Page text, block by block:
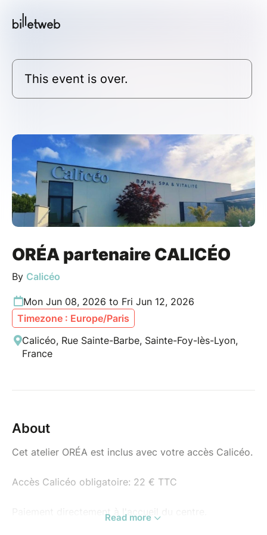
This event is over.
ORÉA partenaire CALICÉO
By Calicéo
Mon Jun 08, 2026 to Fri Jun 12, 2026
Timezone : Europe/Paris
Calicéo, Rue Sainte-Barbe, Sainte-Foy-lès-Lyon,
France
About
Cet atelier ORÉA est inclus avec votre accès Calicéo.
Accès Calicéo obligatoire: 22 € TTC
Paiement directement à l'accueil du centre.
Read more